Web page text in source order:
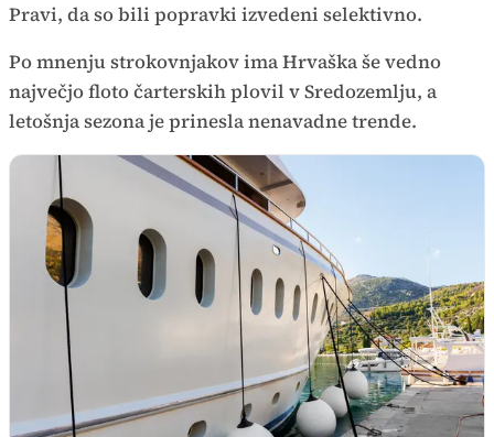
Pravi, da so bili popravki izvedeni selektivno.
Po mnenju strokovnjakov ima Hrvaška še vedno
največjo floto čarterskih plovil v Sredozemlju, a
letošnja sezona je prinesla nenavadne trende.